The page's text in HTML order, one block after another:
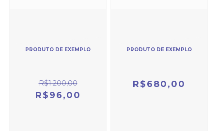
PRODUTO DE EXEMPLO
R$1.200,00
R$96,00
PRODUTO DE EXEMPLO
R$680,00